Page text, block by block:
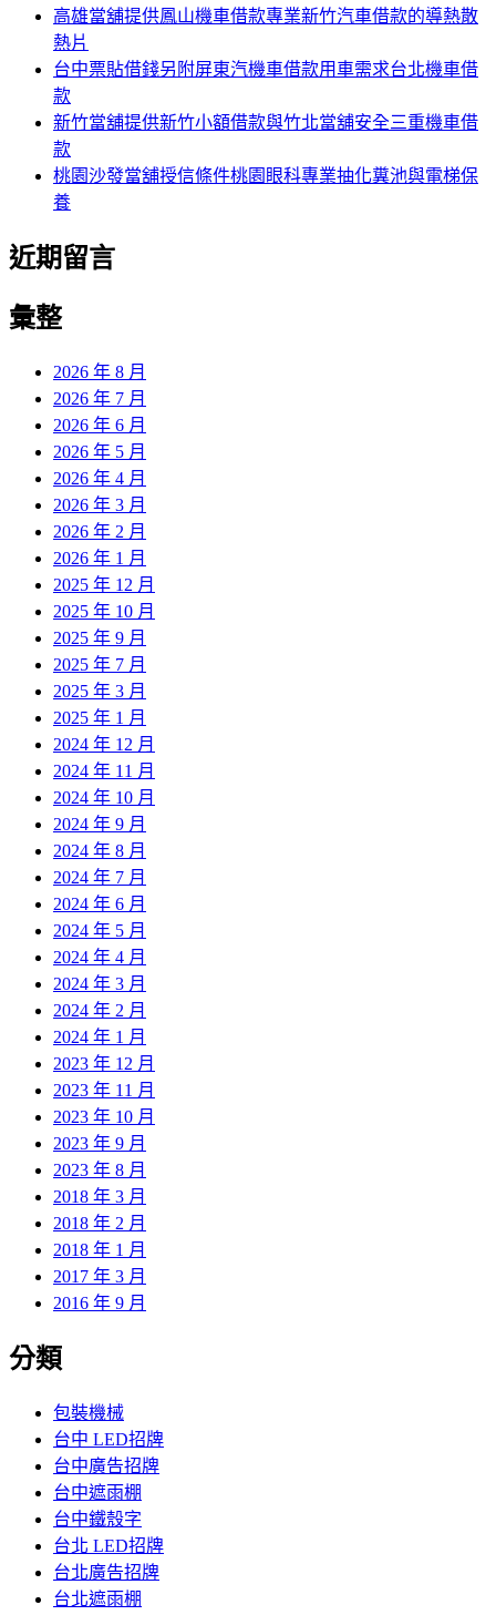
高雄當舖提供鳳山機車借款專業新竹汽車借款的導熱散
熱片
台中票貼借錢另附屏東汽機車借款用車需求台北機車借
款
新竹當舖提供新竹小額借款與竹北當舖安全三重機車借
款
桃園沙發當舖授信條件桃園眼科專業抽化糞池與電梯保
養
近期留言
彙整
2026 年 8 月
2026 年 7 月
2026 年 6 月
2026 年 5 月
2026 年 4 月
2026 年 3 月
2026 年 2 月
2026 年 1 月
2025 年 12 月
2025 年 10 月
2025 年 9 月
2025 年 7 月
2025 年 3 月
2025 年 1 月
2024 年 12 月
2024 年 11 月
2024 年 10 月
2024 年 9 月
2024 年 8 月
2024 年 7 月
2024 年 6 月
2024 年 5 月
2024 年 4 月
2024 年 3 月
2024 年 2 月
2024 年 1 月
2023 年 12 月
2023 年 11 月
2023 年 10 月
2023 年 9 月
2023 年 8 月
2018 年 3 月
2018 年 2 月
2018 年 1 月
2017 年 3 月
2016 年 9 月
分類
包裝機械
台中 LED招牌
台中廣告招牌
台中遮雨棚
台中鐵殼字
台北 LED招牌
台北廣告招牌
台北遮雨棚